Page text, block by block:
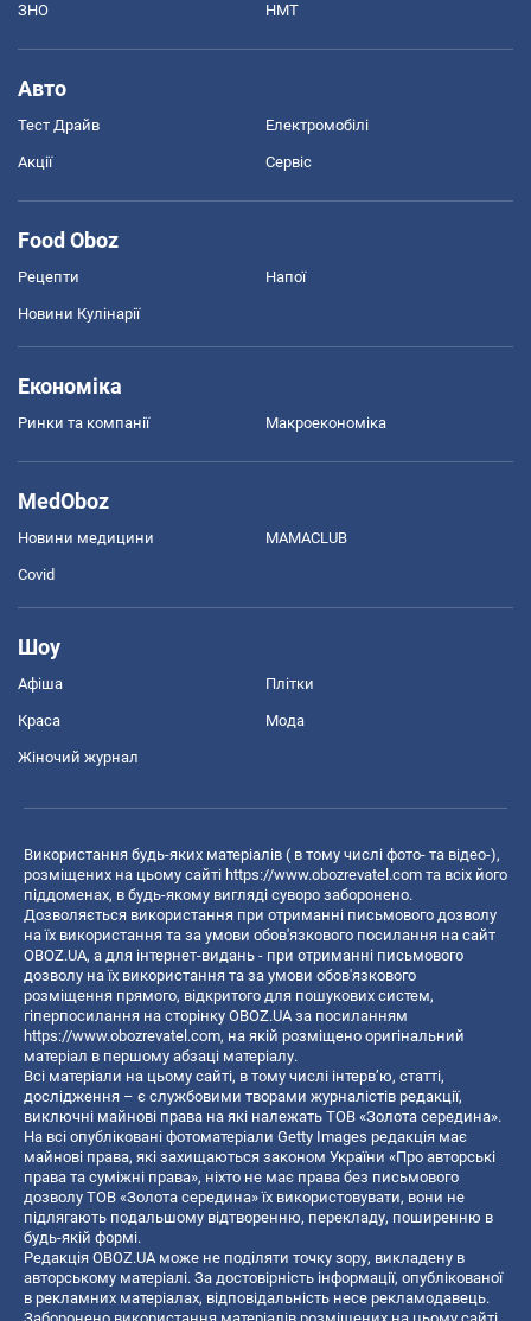
ЗНО НМТ
Авто
Тест Драйв Електромобілі
Акції Сервіс
Food Oboz
Рецепти Напої
Новини Кулінарії
Економіка
Ринки та компанії Макроекономіка
MedOboz
Новини медицини MAMACLUB
Covid
Шоу
Афіша Плітки
Краса Мода
Жіночий журнал
Використання будь-яких матеріалів ( в тому числі фото- та відео-),
розміщених на цьому сайті https://www.obozrevatel.com та всіх його
піддоменах, в будь-якому вигляді суворо заборонено.
Дозволяється використання при отриманні письмового дозволу
на їх використання та за умови обов'язкового посилання на сайт
OBOZ.UA, а для інтернет-видань - при отриманні письмового
дозволу на їх використання та за умови обов'язкового
розміщення прямого, відкритого для пошукових систем,
гіперпосилання на сторінку OBOZ.UA за посиланням
https://www.obozrevatel.com, на якій розміщено оригінальний
матеріал в першому абзаці матеріалу.
Всі матеріали на цьому сайті, в тому числі інтерв’ю, статті,
дослідження – є службовими творами журналістів редакції,
виключні майнові права на які належать ТОВ «Золота середина».
На всі опубліковані фотоматеріали Getty Images редакція має
майнові права, які захищаються законом України «Про авторські
права та суміжні права», ніхто не має права без письмового
дозволу ТОВ «Золота середина» їх використовувати, вони не
підлягають подальшому відтворенню, перекладу, поширенню в
будь-якій формі.
Редакція OBOZ.UA може не поділяти точку зору, викладену в
авторському матеріалі. За достовірність інформації, опублікованої
в рекламних матеріалах, відповідальність несе рекламодавець.